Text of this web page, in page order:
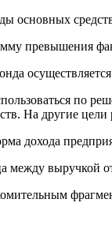
основных
превышения
по
На другие
дохода
между выручкой